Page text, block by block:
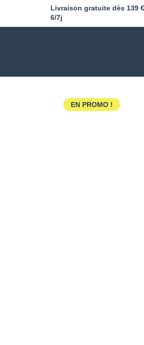
Livraison gratuite dès 139
6/7j
EN PROMO !